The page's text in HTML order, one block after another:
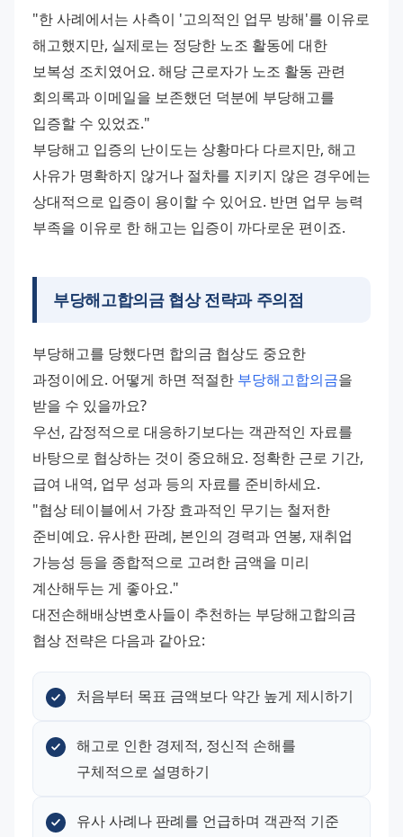
"한 사례에서는 사측이 '고의적인 업무 방해'를 이유로
해고했지만, 실제로는 정당한 노조 활동에 대한
보복성 조치였어요. 해당 근로자가 노조 활동 관련
회의록과 이메일을 보존했던 덕분에 부당해고를
입증할 수 있었죠."
부당해고 입증의 난이도는 상황마다 다르지만, 해고
사유가 명확하지 않거나 절차를 지키지 않은 경우에는
상대적으로 입증이 용이할 수 있어요. 반면 업무 능력
부족을 이유로 한 해고는 입증이 까다로운 편이죠.
부당해고합의금 협상 전략과 주의점
부당해고를 당했다면 합의금 협상도 중요한
과정이에요. 어떻게 하면 적절한 부당해고합의금을
받을 수 있을까요?
우선, 감정적으로 대응하기보다는 객관적인 자료를
바탕으로 협상하는 것이 중요해요. 정확한 근로 기간,
급여 내역, 업무 성과 등의 자료를 준비하세요.
"협상 테이블에서 가장 효과적인 무기는 철저한
준비예요. 유사한 판례, 본인의 경력과 연봉, 재취업
가능성 등을 종합적으로 고려한 금액을 미리
계산해두는 게 좋아요."
대전손해배상변호사들이 추천하는 부당해고합의금
협상 전략은 다음과 같아요:
처음부터 목표 금액보다 약간 높게 제시하기
해고로 인한 경제적, 정신적 손해를
구체적으로 설명하기
유사 사례나 판례를 언급하며 객관적 기준